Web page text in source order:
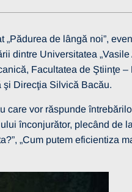
de lângă noi”,
dintre Universitatea „Vasile
Facultatea de Ştiinţe –
Direcţia Silvică Bacău.
care vor răspunde
înconjurător, plecând de
„Cum putem eficientiza